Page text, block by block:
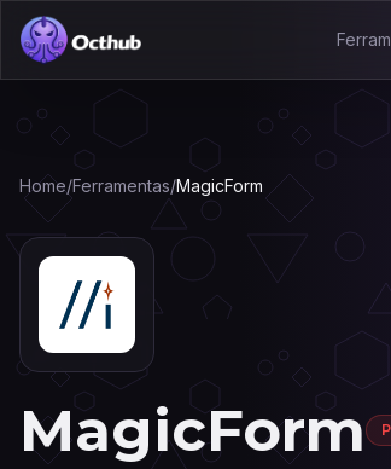
Home/Ferramentas/MagicForm
MagicForm